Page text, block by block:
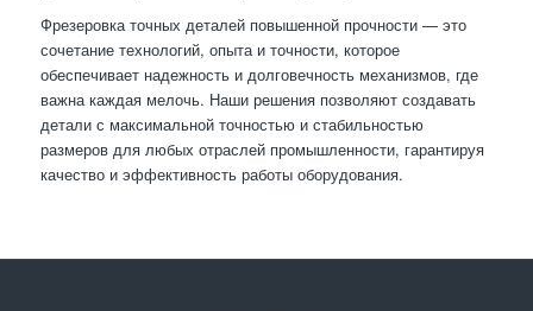
Фрезеровка точных деталей повышенной прочности — это
сочетание технологий, опыта и точности, которое
обеспечивает надежность и долговечность механизмов, где
важна каждая мелочь. Наши решения позволяют создавать
детали с максимальной точностью и стабильностью
размеров для любых отраслей промышленности, гарантируя
качество и эффективность работы оборудования.